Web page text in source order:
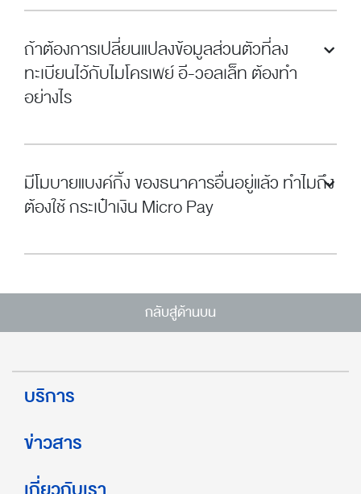
ถ้าต้องการเปลี่ยนแปลงข้อมูลส่วนตัวที่ลง
ทะเบียนไว้กับไมโครเพย์ อี-วอลเล็ท ต้องทำ
อย่างไร
มีโมบายแบงค์กิ้ง ของธนาคารอื่นอยู่แล้ว ทำไมถึง
ต้องใช้ กระเป๋าเงิน Micro Pay
กลับสู่ด้านบน
บริการ
ข่าวสาร